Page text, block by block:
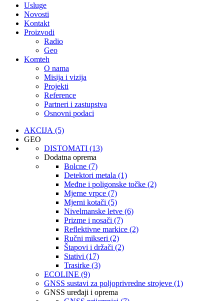
Usluge
Novosti
Kontakt
Proizvodi
Radio
Geo
Komteh
O nama
Misija i vizija
Projekti
Reference
Partneri i zastupstva
Osnovni podaci
AKCIJA (5)
GEO
DISTOMATI (13)
Dodatna oprema
Bolcne (7)
Detektori metala (1)
Međne i poligonske točke (2)
Mjerne vrpce (7)
Mjerni kotači (5)
Nivelmanske letve (6)
Prizme i nosači (7)
Reflektivne markice (2)
Ručni mikseri (2)
Štapovi i držači (2)
Stativi (17)
Trasirke (3)
ECOLINE (9)
GNSS sustavi za poljoprivredne strojeve (1)
GNSS uređaji i oprema